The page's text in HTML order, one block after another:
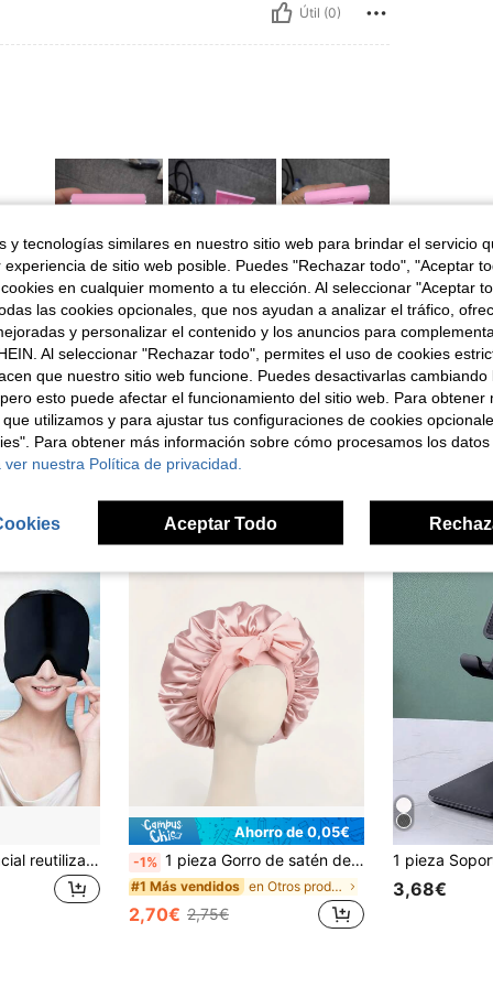
Útil (0)
Útil (0)
1 pieza Máscara facial reutilizable para alivio de migrañas, Gorro para alivio de dolores de cabeza, Gorra de terapia fría para alivio de dolores de cabeza, Máscara fría para alivio de migrañas, Gorro para alivio de dolores de cabeza - Rosa, Negro
Ahorro de 0,05€
-1% 1 pieza Gorro de satén de seda lujoso con correa ajustable, suave y cómodo para el hogar, uso diario y sueño, ideal para cabello largo, rizado o trenzado, gorro de cuidado del cabello suave para la noche, accesorio de protección del cabello unisex,
#1 Más vendidos en Otros productos para ayudar a dormir
2,70€ 2,75€
3,68€
y tecnologías similares en nuestro sitio web para brindar el servicio
de sitio web posible. Puedes "Rechazar todo", "Aceptar
en cualquier momento a tu elección. Al seleccionar "Aceptar
las cookies opcionales, que nos ayudan a analizar el tráfico,
y personalizar el contenido y los anuncios para
Al seleccionar "Rechazar todo", permites el uso de cookies
que nuestro sitio web funcione. Puedes desactivarlas cambiando
esto puede afectar el funcionamiento del sitio web. Para obtener
utilizamos y para ajustar tus configuraciones de cookies
Para obtener más información sobre cómo procesamos los datos
nuestra Política de privacidad.
Aceptar Todo